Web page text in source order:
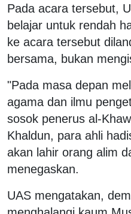
Pada acara tersebut,
belajar untuk rendah
ke acara tersebut
bersama, bukan
"Pada masa depan
agama dan ilmu
sosok penerus al-
Khaldun, para ahli
akan lahir orang alim
menegaskan.
UAS mengatakan,